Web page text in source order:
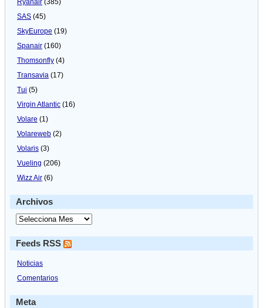
SAS (45)
SkyEurope (19)
Spanair (160)
Thomsonfly (4)
Transavia (17)
Tui (5)
Virgin Atlantic (16)
Volare (1)
Volareweb (2)
Volaris (3)
Vueling (206)
Wizz Air (6)
Archivos
Feeds RSS
Noticias
Comentarios
Meta